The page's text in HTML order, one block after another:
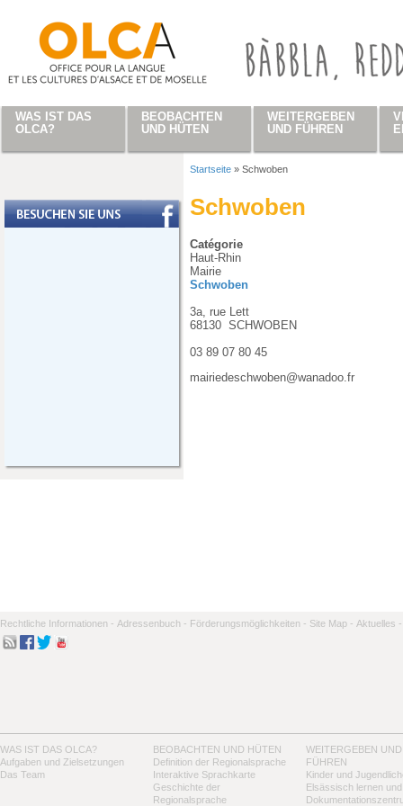
Startseite » Schwoben
Schwoben
Catégorie
Haut-Rhin
Mairie
Schwoben
3a, rue Lett
68130 SCHWOBEN
03 89 07 80 45
mairiedeschwoben@wanadoo.fr
Rechtliche Informationen - Adressenbuch - Förderungsmöglichkeiten - Site Map - Aktuelles -
WAS IST DAS OLCA?
Aufgaben und Zielsetzungen
Das Team
BEOBACHTEN UND HÜTEN
Definition der Regionalsprache
Interaktive Sprachkarte
Geschichte der
Regionalsprache
WEITERGEBEN UND
FÜHREN
Kinder und
Elsässisch lernen
WAS IST DAS
OLCA?
BEOBACHTEN
UND HÜTEN
WEITERGEBEN
UND FÜHREN